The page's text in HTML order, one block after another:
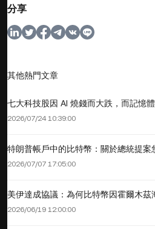
分享
其他熱門文章
七大科技股因 AI 燒錢而大跌，而記憶
2026/07/24 10:39:00
特朗普帳戶中的比特幣：關於總統提案
2026/07/07 17:05:00
美伊達成協議：為何比特幣因霍爾木茲
2026/06/19 12:00:00